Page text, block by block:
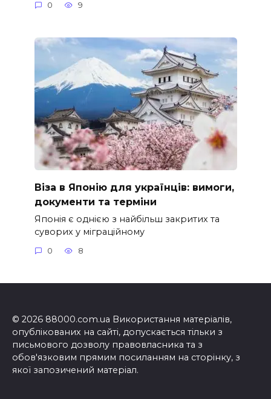
0 9
Віза в Японію для українців: вимоги,
документи та терміни
Японія є однією з найбільш закритих та
суворих у міграційному
0 8
© 2026 88000.com.ua Використання матеріалів,
опублікованих на сайті, допускається тільки з
письмового дозволу правовласника та з
обов'язковим прямим посиланням на сторінку, з
якої запозичений матеріал.